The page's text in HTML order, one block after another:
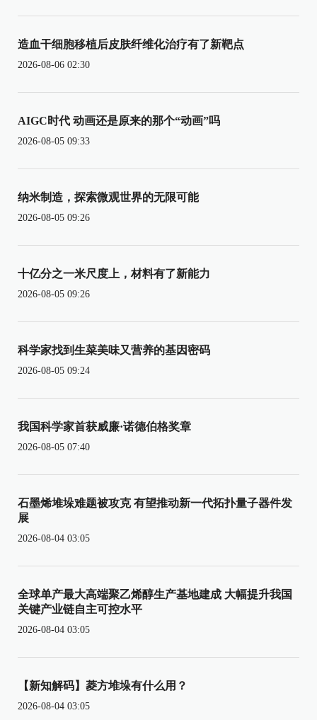
造血干细胞移植后皮肤纤维化治疗有了新靶点
2026-08-06 02:30
AIGC时代 动画还是原来的那个“动画”吗
2026-08-05 09:33
纳米制造，探索微观世界的无限可能
2026-08-05 09:26
十亿分之一米尺度上，材料有了新能力
2026-08-05 09:26
科学家找到生菜美味又营养的基因密码
2026-08-05 09:24
我国科学家首获威廉·诺德伯格奖章
2026-08-05 07:40
石墨烯堆垛难题被攻克 有望推动新一代拓扑量子器件发
展
2026-08-04 03:05
全球单产最大高端聚乙烯醇生产基地建成 大幅提升我国
关键产业链自主可控水平
2026-08-04 03:05
【新知解码】菱方堆垛有什么用？
2026-08-04 03:05